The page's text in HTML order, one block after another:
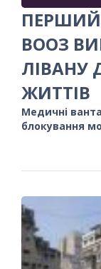
ВООЗ
ЛІВАНУ
ЖИТТІВ
Медичні
блокування